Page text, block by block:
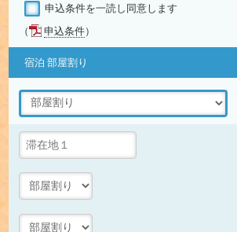
申込条件を一読し同意します
（
申込条件）
宿泊 部屋割り